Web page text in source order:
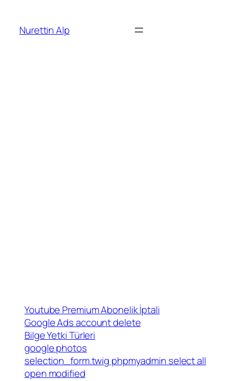
Nurettin Alp
Youtube Premium Abonelik İptali
Google Ads account delete
Bilge Yetki Türleri
google photos
selection_form.twig phpmyadmin select all
open modified